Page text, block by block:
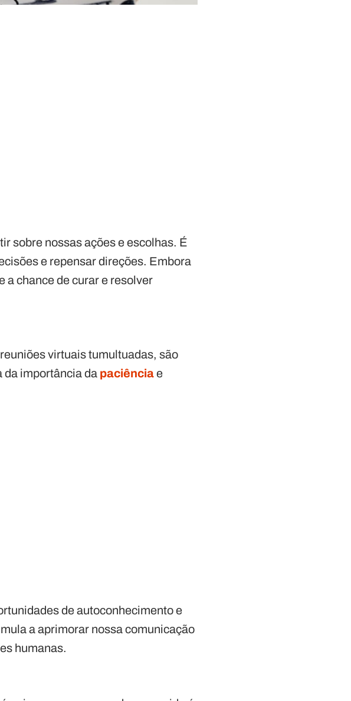
sobre nossas ações e escolhas. É
e repensar direções. Embora
a chance de curar e resolver
virtuais tumultuadas, são
da importância da paciênciae
de autoconhecimento e
a aprimorar nossa comunicação
humanas.